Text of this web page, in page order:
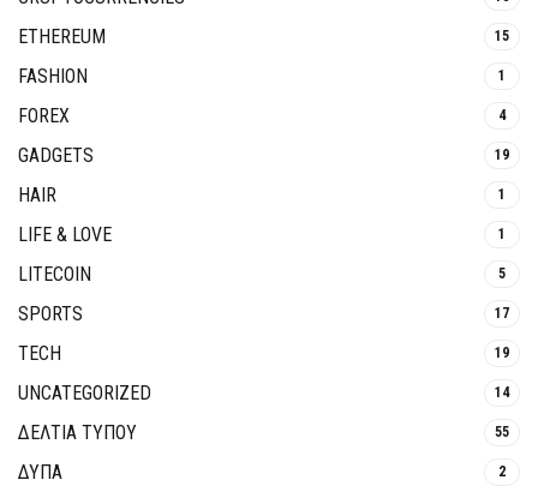
ETHEREUM 15
FASHION 1
FOREX 4
GADGETS 19
HAIR 1
LIFE & LOVE 1
LITECOIN 5
SPORTS 17
TECH 19
UNCATEGORIZED 14
ΔΕΛΤΙΑ ΤΥΠΟΥ 55
ΔΥΠΑ 2